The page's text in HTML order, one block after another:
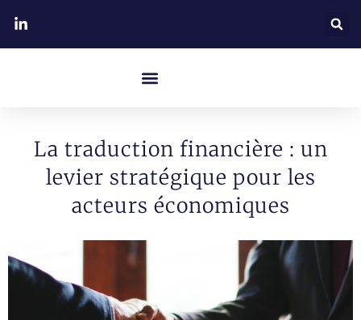
La traduction financière : un
levier stratégique pour les
acteurs économiques